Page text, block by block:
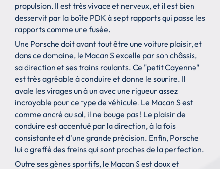
propulsion. Il est très vivace et nerveux, et il est bien
desservit par la boîte PDK à sept rapports qui passe les
rapports comme une fusée.
Une Porsche doit avant tout être une voiture plaisir, et
dans ce domaine, le Macan S excelle par son châssis,
sa direction et ses trains roulants. Ce "petit Cayenne"
est très agréable à conduire et donne le sourire. Il
avale les virages un à un avec une rigueur assez
incroyable pour ce type de véhicule. Le Macan S est
comme ancré au sol, il ne bouge pas ! Le plaisir de
conduire est accentué par la direction, à la fois
consistante et d'une grande précision. Enfin, Porsche
lui a greffé des freins qui sont proches de la perfection.
Outre ses gènes sportifs, le Macan S est doux et